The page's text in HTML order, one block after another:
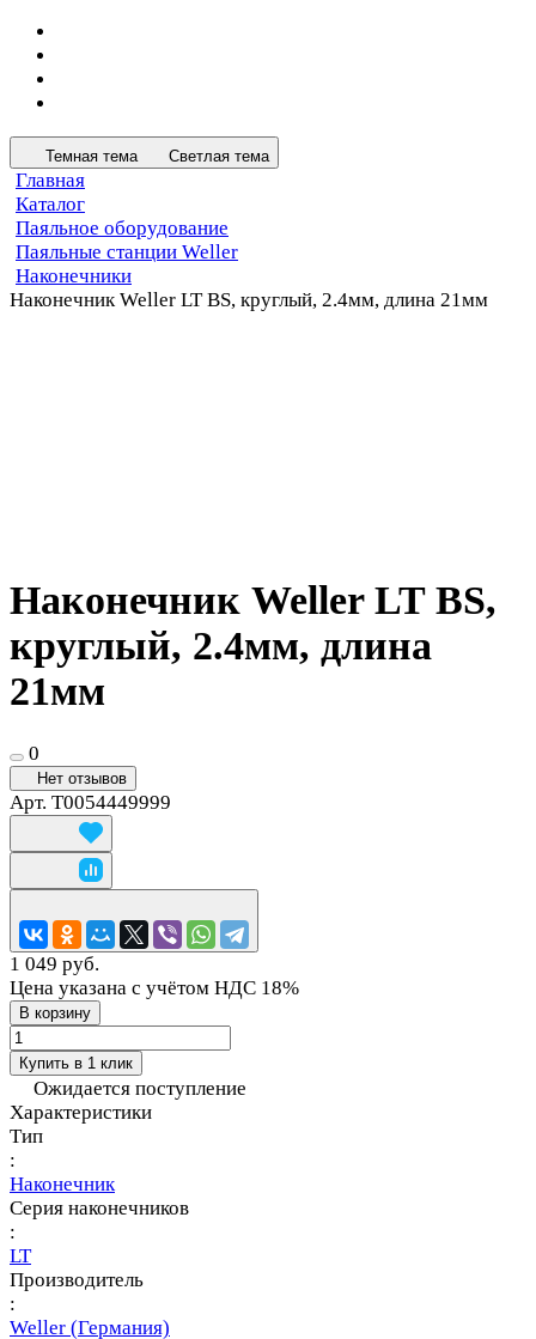
Темная тема Светлая тема
Главная
Каталог
Паяльное оборудование
Паяльные станции Weller
Наконечники
Наконечник Weller LT BS, круглый, 2.4мм, длина 21мм
Наконечник Weller LT BS,
круглый, 2.4мм, длина
21мм
0
Нет отзывов
Арт. T0054449999
1 049 руб.
Цена указана с учётом НДС 18%
В корзину
Купить в 1 клик
Ожидается поступление
Характеристики
Тип
:
Наконечник
Серия наконечников
:
LT
Производитель
:
Weller (Германия)